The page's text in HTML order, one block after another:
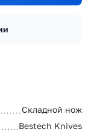
Складной нож
Bestech Knives